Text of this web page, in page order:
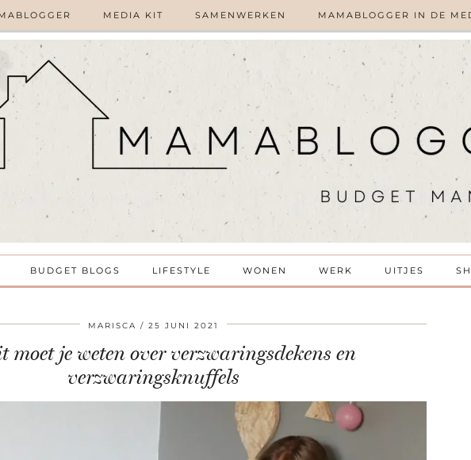
MEDIA KIT SAMENWERKEN MAMABLOGGER IN DE
BUDGET BLOGS LIFESTYLE WONEN WERK UITJES
MARISCA 25 JUNI 2021
moet je weten over verzwaringsdekens en
verzwaringsknuffels